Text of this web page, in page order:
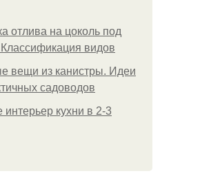
отлива на цоколь под
Классификация видов
вещи из канистры. Идеи
садоводов
кухни в 2-3